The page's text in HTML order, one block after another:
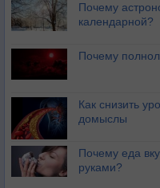
Почему
календарной?
Почему
Как снизить
домыслы
Почему еда
руками?